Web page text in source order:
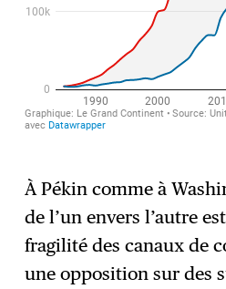
À Pékin comme à
de l’un envers l’autre
fragilité des canaux de
une opposition sur des